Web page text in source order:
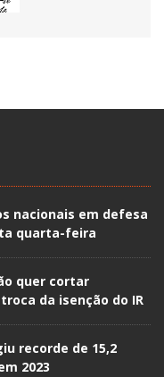
nacionais em defesa
quarta-feira
quer cortar
da isenção do IR
recorde de 15,2
2023